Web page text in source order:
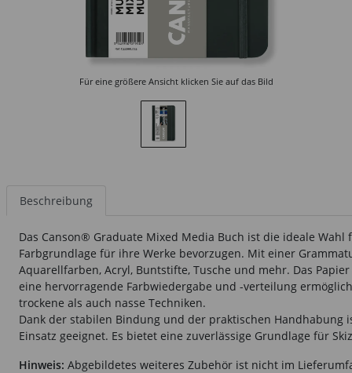
Für eine größere Ansicht klicken Sie auf das Bild
Beschreibung
Das Canson® Graduate Mixed Media Buch ist die ideale Wahl
Farbgrundlage für ihre Werke bevorzugen. Mit einer
Aquarellfarben, Acryl, Buntstifte, Tusche und mehr. Das
eine hervorragende Farbwiedergabe und -verteilung
trockene als auch nasse Techniken.
Dank der stabilen Bindung und der praktischen
Einsatz geeignet. Es bietet eine zuverlässige Grundlage für
Hinweis: Abgebildetes weiteres Zubehör ist nicht im